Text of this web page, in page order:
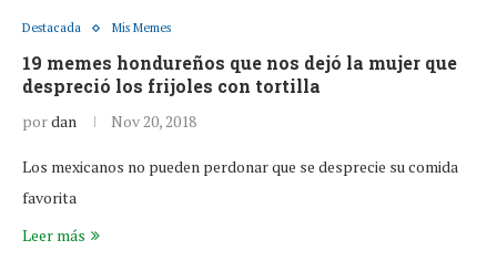
Destacada Mis Memes
19 memes hondureños que nos dejó la mujer que
despreció los frijoles con tortilla
pordan Nov 20, 2018
Los mexicanos no pueden perdonar que se desprecie su comida
favorita
Leer más